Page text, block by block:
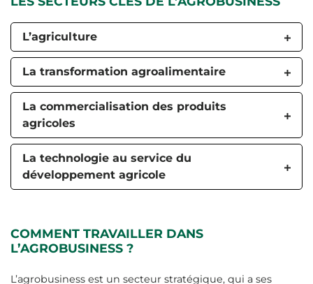
L’agriculture
La transformation agroalimentaire
La commercialisation des produits
agricoles
La technologie au service du
développement agricole
COMMENT TRAVAILLER DANS
L’AGROBUSINESS ?
L’agrobusiness est un secteur stratégique, qui a ses